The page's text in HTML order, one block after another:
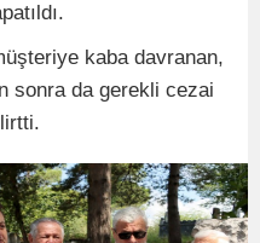
kaba davranan,
sonra da gerekli cezai